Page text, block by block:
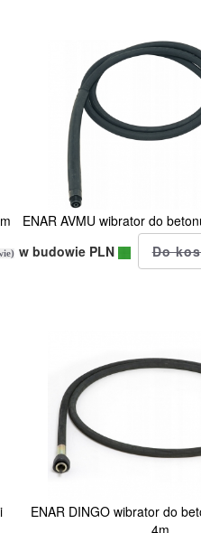
ENAR AVMU wibrator do
w budowie PLN
ENAR DINGO wibrator do
4m